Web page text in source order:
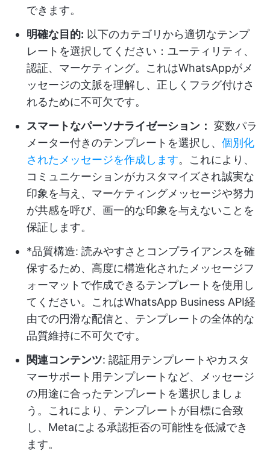
できます。
明確な目的: 以下のカテゴリから適切なテンプ
レートを選択してください：ユーティリティ、
認証、マーケティング。これはWhatsAppがメ
ッセージの文脈を理解し、正しくフラグ付けさ
れるために不可欠です。
スマートなパーソナライゼーション： 変数パラ
メーター付きのテンプレートを選択し、 個別化
されたメッセージを作成します。これにより、
コミュニケーションがカスタマイズされ誠実な
印象を与え、マーケティングメッセージや努力
が共感を呼び、画一的な印象を与えないことを
保証します。
*品質構造: 読みやすさとコンプライアンスを確
保するため、高度に構造化されたメッセージフ
ォーマットで作成できるテンプレートを使用し
てください。これはWhatsApp Business API経
由での円滑な配信と、テンプレートの全体的な
品質維持に不可欠です。
関連コンテンツ: 認証用テンプレートやカスタ
マーサポート用テンプレートなど、メッセージ
の用途に合ったテンプレートを選択しましょ
う。これにより、テンプレートが目標に合致
し、Metaによる承認拒否の可能性を低減でき
ます。